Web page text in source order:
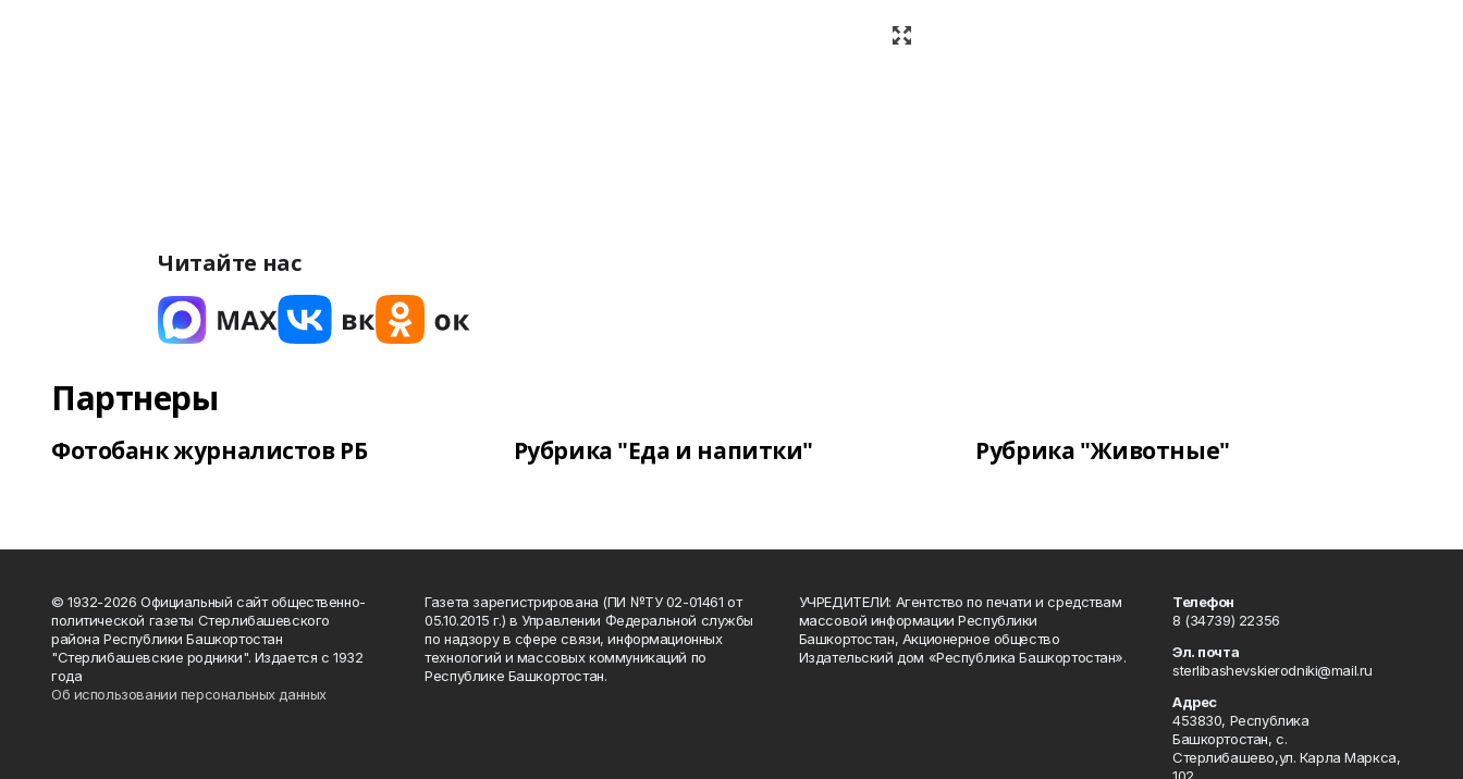
Читайте нас
Партнеры
Фотобанк журналистов РБ Рубрика "Еда и напитки" Рубрика "Животные"
© 1932-2026 Официальный сайт общественно-
политической газеты Стерлибашевского
района Республики Башкортостан
"Стерлибашевские родники". Издается с 1932
года
Об использовании персональных данных
Газета зарегистрирована (ПИ №ТУ 02-01461 от
05.10.2015 г.) в Управлении Федеральной службы
по надзору в сфере связи, информационных
технологий и массовых коммуникаций по
Республике Башкортостан.
УЧРЕДИТЕЛИ: Агентство по печати и средствам
массовой информации Республики
Башкортостан, Акционерное общество
Издательский дом «Республика Башкортостан».
Телефон
8 (34739) 22356
Эл. почта
sterlibashevskierodniki@mail.ru
Адрес
453830, Республика
Башкортостан, c.
Стерлибашево,ул. Карла Маркса,